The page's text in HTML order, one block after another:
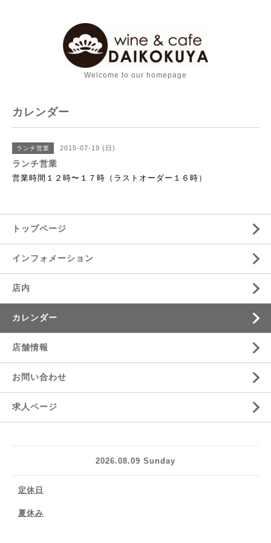
Welcome to our homepage
カレンダー
ランチ営業 2015-07-19 (日)
ランチ営業
営業時間１２時〜１７時（ラストオーダー１６時）
トップページ
インフォメーション
店内
カレンダー
店舗情報
お問い合わせ
求人ページ
2026.08.09 Sunday
定休日
夏休み